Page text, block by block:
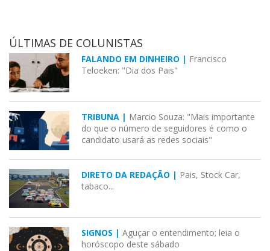
ÚLTIMAS DE COLUNISTAS
FALANDO EM DINHEIRO | Francisco
Teloeken: "Dia dos Pais"
TRIBUNA | Marcio Souza: "Mais importante
do que o número de seguidores é como o
candidato usará as redes sociais"
DIRETO DA REDAÇÃO | Pais, Stock Car,
tabaco...
SIGNOS | Aguçar o entendimento; leia o
horóscopo deste sábado